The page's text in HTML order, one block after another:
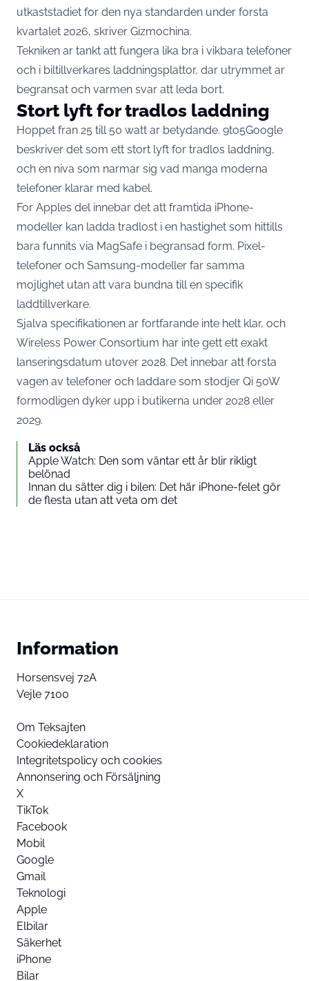
utkaststadiet for den nya standarden under forsta
kvartalet 2026, skriver Gizmochina.
Tekniken ar tankt att fungera lika bra i vikbara telefoner
och i biltillverkares laddningsplattor, dar utrymmet ar
begransat och varmen svar att leda bort.
Stort lyft for tradlos laddning
Hoppet fran 25 till 50 watt ar betydande. 9to5Google
beskriver det som ett stort lyft for tradlos laddning,
och en niva som narmar sig vad manga moderna
telefoner klarar med kabel.
For Apples del innebar det att framtida iPhone-
modeller kan ladda tradlost i en hastighet som hittills
bara funnits via MagSafe i begransad form. Pixel-
telefoner och Samsung-modeller far samma
mojlighet utan att vara bundna till en specifik
laddtillverkare.
Sjalva specifikationen ar fortfarande inte helt klar, och
Wireless Power Consortium har inte gett ett exakt
lanseringsdatum utover 2028. Det innebar att forsta
vagen av telefoner och laddare som stodjer Qi 50W
formodligen dyker upp i butikerna under 2028 eller
2029.
Läs också
Apple Watch: Den som väntar ett år blir rikligt
belönad
Innan du sätter dig i bilen: Det här iPhone-felet gör
de flesta utan att veta om det
Information
Horsensvej 72A
Vejle 7100
Om Teksajten
Cookiedeklaration
Integritetspolicy och cookies
Annonsering och Försäljning
X
TikTok
Facebook
Mobil
Google
Gmail
Teknologi
Apple
Elbilar
Säkerhet
iPhone
Bilar